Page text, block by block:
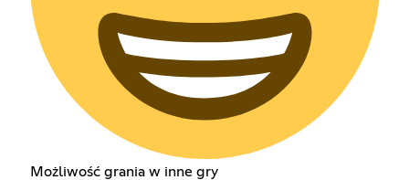
Możliwość grania w inne gry